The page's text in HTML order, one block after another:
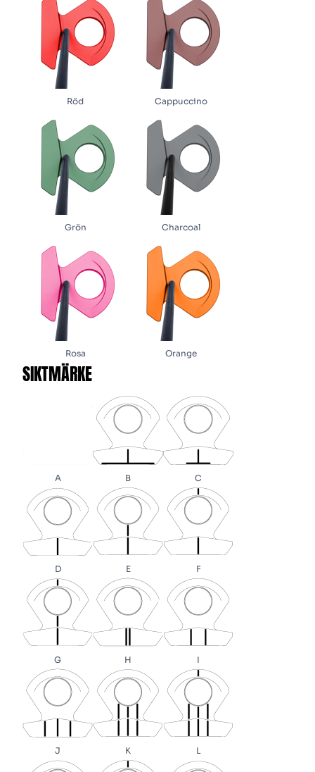
Röd Cappuccino
Grön Charcoal
Rosa Orange
SIKTMÄRKE
A B C
D E F
G H I
J K L